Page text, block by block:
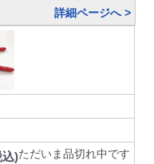
詳細ページへ >
込)ただいま品切れ中です